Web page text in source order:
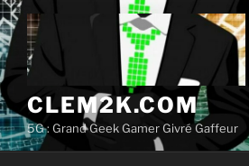
Aller
au
contenu
principal
CLEM2K.COM
5G : Grand Geek Gamer Givré Gaffeur